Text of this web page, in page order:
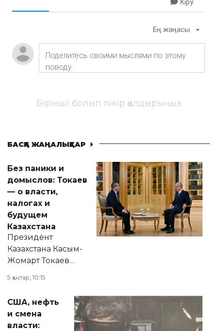
Кіру
Ең жаңасы
Бірінші болып пікір қалдырыңыз
БАСҚА ЖАҢАЛЫҚТАР
Без паники и
домыслов: Токаев
— о власти,
налогах и
будущем
Казахстана
Президент
Казахстана Касым-
Жомарт Токаев
сразу несколько
актуальных тем —
от слухов о
политических
5 қаңтар, 10:15
США, нефть
и смена
власти: